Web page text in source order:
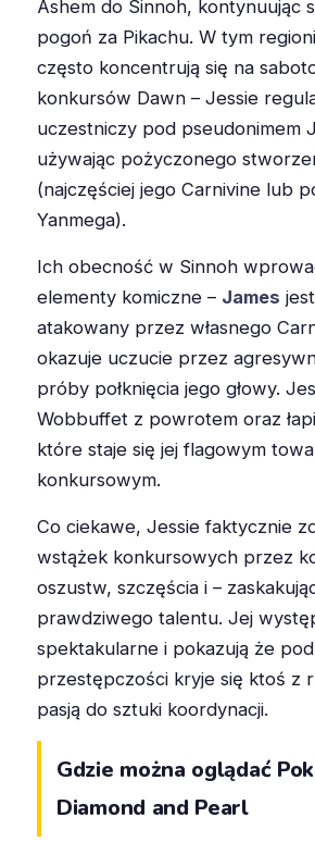
Ashem do Sinnoh, kontynuując
pogoń za Pikachu. W tym
często koncentrują się na
konkursów Dawn – Jessie
uczestniczy pod pseudonimem
używając pożyczonego
(najczęściej jego Carnivine lub
Yanmega).
Ich obecność w Sinnoh
elementy komiczne – James
atakowany przez własnego
okazuje uczucie przez
próby połknięcia jego głowy.
Wobbuffet z powrotem oraz
które staje się jej flagowym
konkursowym.
Co ciekawe, Jessie faktycznie
wstążek konkursowych przez
oszustw, szczęścia i –
prawdziwego talentu. Jej
spektakularne i pokazują że
przestępczości kryje się ktoś z
pasją do sztuki koordynacji.
Gdzie można oglądać
Diamond and Pearl